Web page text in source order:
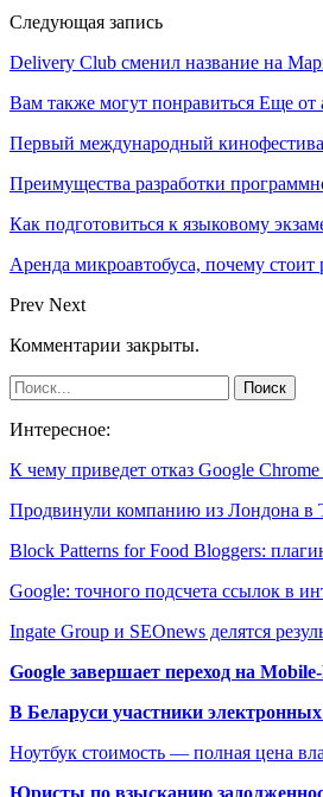
Следующая запись
Delivery Club сменил название на
Вам также могут понравиться Еще от
Первый международный
Преимущества разработки
Как подготовиться к языковому
Аренда микроавтобуса, почему стоит
Prev Next
Комментарии закрыты.
Интересное:
К чему приведет отказ Google
Продвинули компанию из Лондона
Block Patterns for Food Bloggers:
Google: точного подсчета ссылок в
Ingate Group и SEOnews делятся
Google завершает переход на
В Беларуси участники
Ноутбук стоимость — полная цена
Юристы по взысканию